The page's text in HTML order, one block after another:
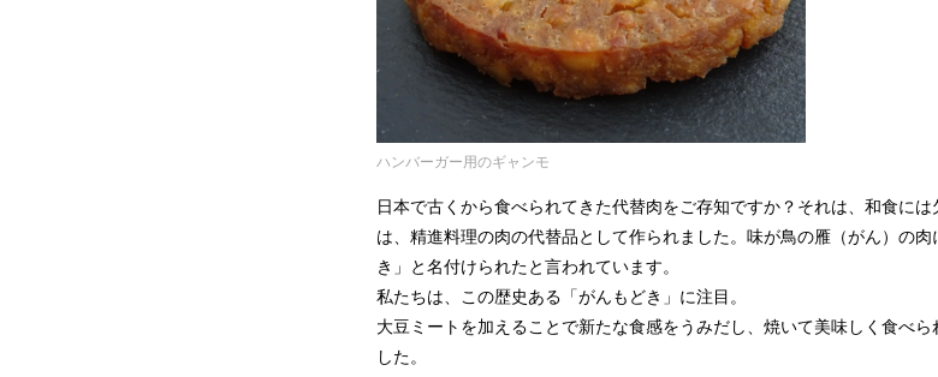
ハンバーガー用のギャンモ
日本で古くから食べられてきた代替肉をご存知ですか？それは、和食に
は、精進料理の肉の代替品として作られました。味が鳥の雁（がん）の
き」と名付けられたと言われています。
私たちは、この歴史ある「がんもどき」に注目。
大豆ミートを加えることで新たな食感をうみだし、焼いて美味しく食べ
した。